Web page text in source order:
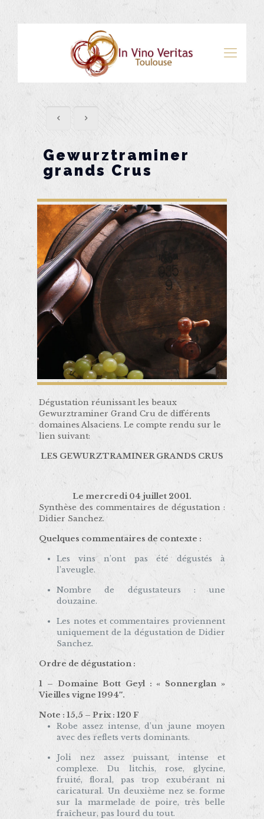
Gewurztraminer
grands Crus
Dégustation réunissant les beaux
Gewurztraminer Grand Cru de différents
domaines Alsaciens. Le compte rendu sur le
lien suivant:
LES GEWURZTRAMINER GRANDS CRUS
Le mercredi 04 juillet 2001.
Synthèse des commentaires de dégustation :
Didier Sanchez.
Quelques commentaires de contexte :
Les vins n’ont pas été dégustés à
l’aveugle.
Nombre de dégustateurs : une
douzaine.
Les notes et commentaires proviennent
uniquement de la dégustation de Didier
Sanchez.
Ordre de dégustation :
1 – DomaineBott Geyl : « Sonnerglan »
Vieilles vigne 1994″.
Note : 15,5 – Prix : 120 F
Robe assez intense, d’un jaune moyen
avec des reflets verts dominants.
Joli nez assez puissant, intense et
complexe. Du litchis, rose, glycine,
fruité, floral, pas trop exubérant ni
caricatural. Un deuxième nez se forme
sur la marmelade de poire, très belle
fraîcheur, pas lourd du tout.